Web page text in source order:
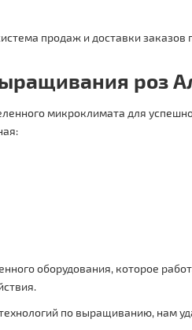
продаж и доставки заказов
роз
микроклимата для
оборудования, которое
по выращиванию, нам